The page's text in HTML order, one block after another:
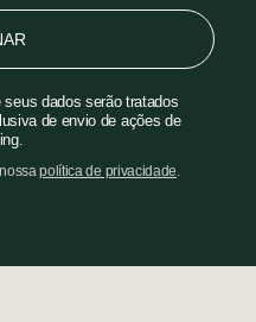
dados serão tratados
de envio de ações de
política de privacidade.